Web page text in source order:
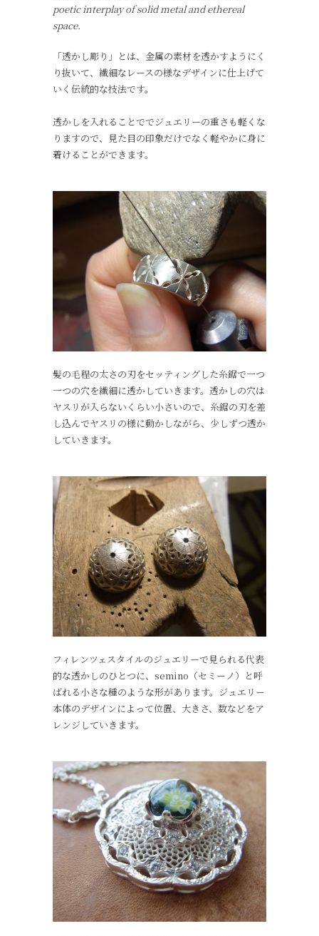
poetic interplay of solid metal and ethereal
space.
「透かし彫り」とは、金属の素材を透かすようにく
り抜いて、繊細なレースの様なデザインに仕上げて
いく伝統的な技法です。
透かしを入れることででジュエリーの重さも軽くな
りますので、見た目の印象だけでなく軽やかに身に
着けることができます。
髪の毛程の太さの刃をセッティングした糸鋸で一つ
一つの穴を繊細に透かしていきます。透かしの穴は
ヤスリが入らないくらい小さいので、糸鋸の刃を差
し込んでヤスリの様に動かしながら、少しずつ透か
していきます。
フィレンツェスタイルのジュエリーで見られる代表
的な透かしのひとつに、semino（セミーノ）と呼
ばれる小さな種のような形があります。ジュエリー
本体のデザインによって位置、大きさ、数などをア
レンジしていきます。